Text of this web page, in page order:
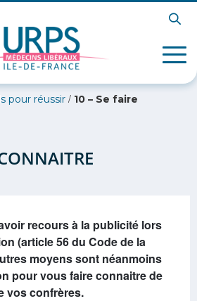
pour réussir / 10 – Se faire
recours à la publicité lors
(article 56 du Code de la
moyens sont néanmoins
pour vous faire connaitre de
vos confrères.